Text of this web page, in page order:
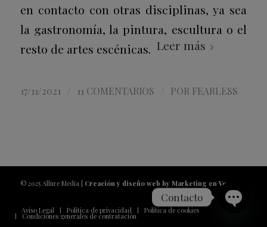
en contacto con otras disciplinas, ya sea
la gastronomía, la pintura, escultura o el
resto de artes escénicas. Leer más
17/11/2021 11 COMENTARIOS POR FEARLESS
© 2025 Allure Media | Creación y diseño web by Marketing en Vena
Aviso Legal Política de privacidad Política de cookies
Condiciones generales de contratación
Contacto